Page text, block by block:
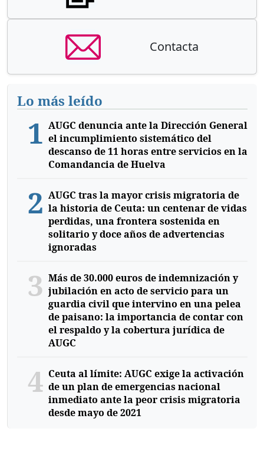
Contacta
Lo más leído
1 AUGC denuncia ante la Dirección General
el incumplimiento sistemático del
descanso de 11 horas entre servicios en la
Comandancia de Huelva
2 AUGC tras la mayor crisis migratoria de
la historia de Ceuta: un centenar de vidas
perdidas, una frontera sostenida en
solitario y doce años de advertencias
ignoradas
3 Más de 30.000 euros de indemnización y
jubilación en acto de servicio para un
guardia civil que intervino en una pelea
de paisano: la importancia de contar con
el respaldo y la cobertura jurídica de
AUGC
4 Ceuta al límite: AUGC exige la activación
de un plan de emergencias nacional
inmediato ante la peor crisis migratoria
desde mayo de 2021